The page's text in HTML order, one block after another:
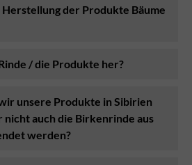
der Produkte Bäume
/ die Produkte her?
unsere Produkte in Sibirien
nicht auch die Birkenrinde aus
werden?